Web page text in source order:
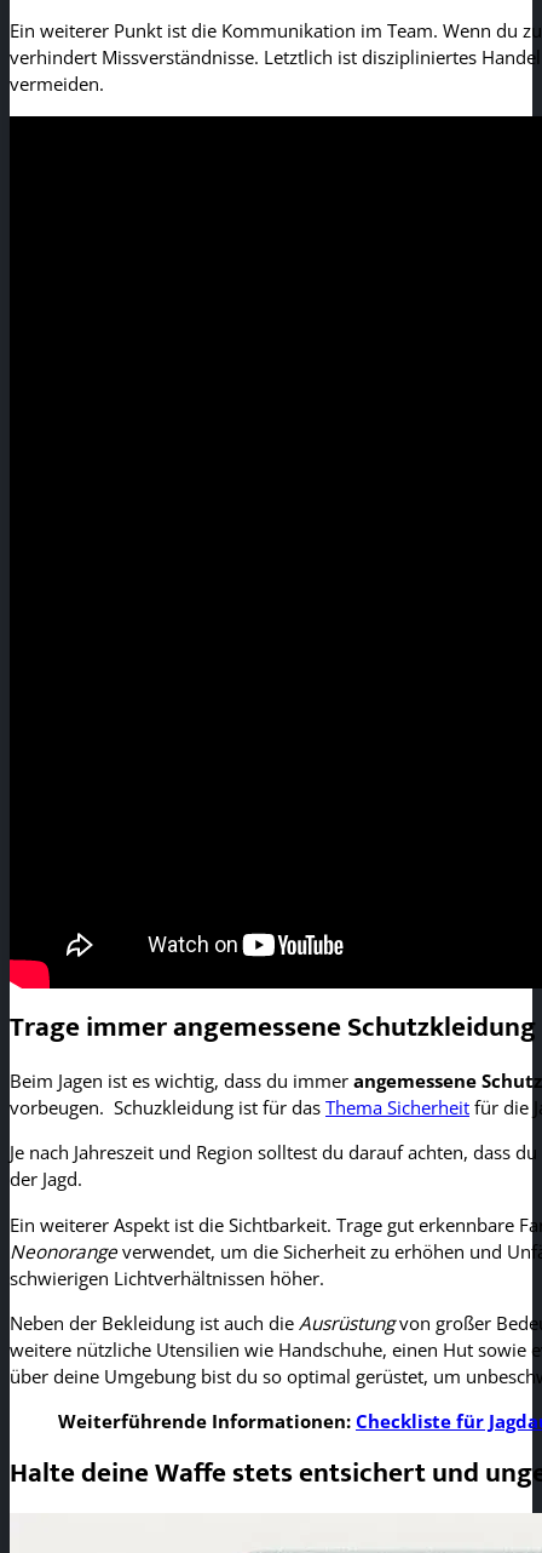
Ein weiterer Punkt ist die Kommunikation im Team. Wenn du
verhindert Missverständnisse. Letztlich ist diszipliniertes
vermeiden.
Trage immer angemessene
Beim Jagen ist es wichtig, dass du immer angemessene
vorbeugen. Schuzkleidung ist für das Thema Sicherheit für die
Je nach Jahreszeit und Region solltest du darauf achten, dass
der Jagd.
Ein weiterer Aspekt ist die Sichtbarkeit. Trage gut erkennbare
Neonorange verwendet, um die Sicherheit zu erhöhen und
schwierigen Lichtverhältnissen höher.
Neben der Bekleidung ist auch die Ausrüstungvon großer
weitere nützliche Utensilien wie Handschuhe, einen Hut sowie
über deine Umgebung bist du so optimal gerüstet, um
Weiterführende Informationen: Checkliste für
Halte deine Waffe stets entsichert und